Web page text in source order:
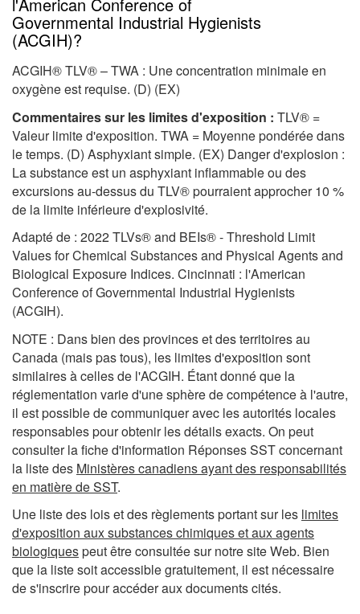
l'American Conference of
Governmental Industrial Hygienists
(ACGIH)?
ACGIH® TLV® – TWA : Une concentration minimale en
oxygène est requise. (D) (EX)
Commentaires sur les limites d'exposition : TLV® =
Valeur limite d'exposition. TWA = Moyenne pondérée dans
le temps. (D) Asphyxiant simple. (EX) Danger d'explosion :
La substance est un asphyxiant inflammable ou des
excursions au-dessus du TLV® pourraient approcher 10 %
de la limite inférieure d'explosivité.
Adapté de : 2022 TLVs® and BEIs® - Threshold Limit
Values for Chemical Substances and Physical Agents and
Biological Exposure Indices. Cincinnati : l'American
Conference of Governmental Industrial Hygienists
(ACGIH).
NOTE : Dans bien des provinces et des territoires au
Canada (mais pas tous), les limites d'exposition sont
similaires à celles de l'ACGIH. Étant donné que la
réglementation varie d'une sphère de compétence à l'autre,
il est possible de communiquer avec les autorités locales
responsables pour obtenir les détails exacts. On peut
consulter la fiche d'information Réponses SST concernant
la liste des Ministères canadiens ayant des responsabilités
en matière de SST.
Une liste des lois et des règlements portant sur les limites
d'exposition aux substances chimiques et aux agents
biologiquespeut être consultée sur notre site Web. Bien
que la liste soit accessible gratuitement, il est nécessaire
de s'inscrire pour accéder aux documents cités.